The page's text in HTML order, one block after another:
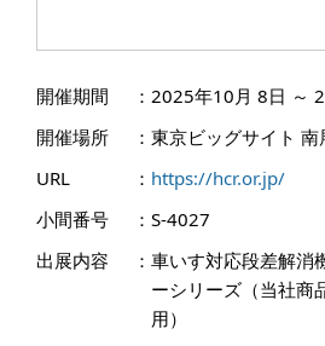
開催期間 ： 2025年10月 8日 ～
開催場所
： 東京ビッグサイト 南
URL
： https://hcr.or.jp/
小間番号
： S-4027
出展内容
： 車いす対応段差解消
ーシリーズ（当社商
用）